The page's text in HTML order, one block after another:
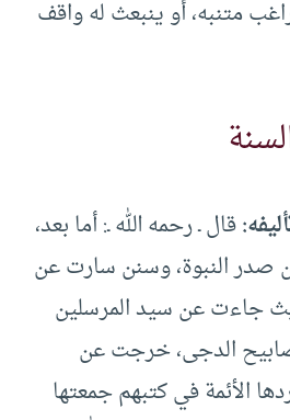
متنبه، أو ينبعث له واقف
قال ـ رحمه الله ـ: أما بعد،
النبوة، وسنن سارت عن
جاءت عن سيد المرسلين
الدجى، خرجت عن
الأئمة في كتبهم جمعتها